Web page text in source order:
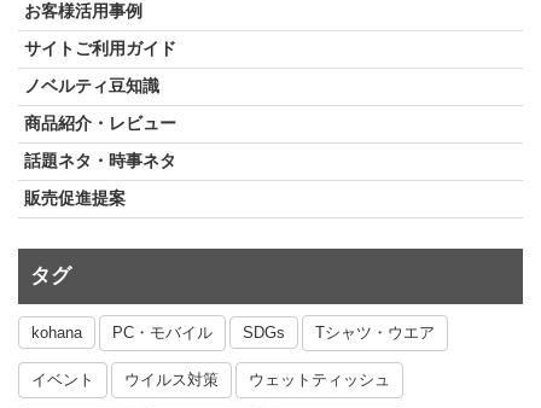
お客様活用事例
サイトご利用ガイド
ノベルティ豆知識
商品紹介・レビュー
話題ネタ・時事ネタ
販売促進提案
タグ
kohana PC・モバイル SDGs Tシャツ・ウエア
イベント ウイルス対策 ウェットティッシュ